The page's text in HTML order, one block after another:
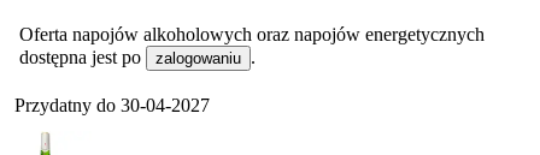
Oferta napojów alkoholowych oraz napojów energetycznych
dostępna jest po
zalogowaniu .
Przydatny do 30-04-2027